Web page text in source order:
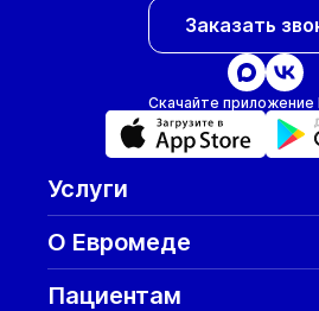
Заказать
Скачайте
Услуги
О Евромеде
Пациентам